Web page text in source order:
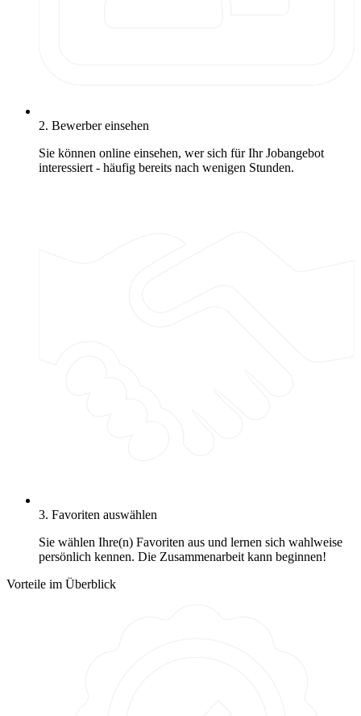
2. Bewerber einsehen
Sie können online einsehen, wer sich für Ihr Jobangebot
interessiert - häufig bereits nach wenigen Stunden.
3. Favoriten auswählen
Sie wählen Ihre(n) Favoriten aus und lernen sich wahlweise
persönlich kennen. Die Zusammenarbeit kann beginnen!
Vorteile im Überblick